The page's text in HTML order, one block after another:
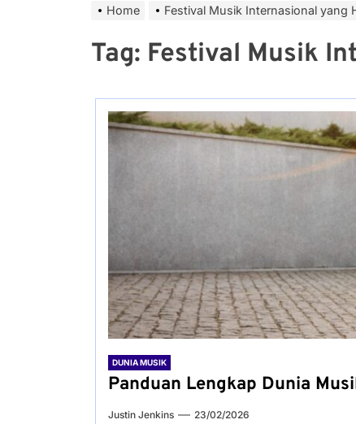
Home Festival Musik Internasional yang
Tag: Festival Musik
DUNIA MUSIK
Panduan Lengkap Dunia
Justin Jenkins 23/02/2026